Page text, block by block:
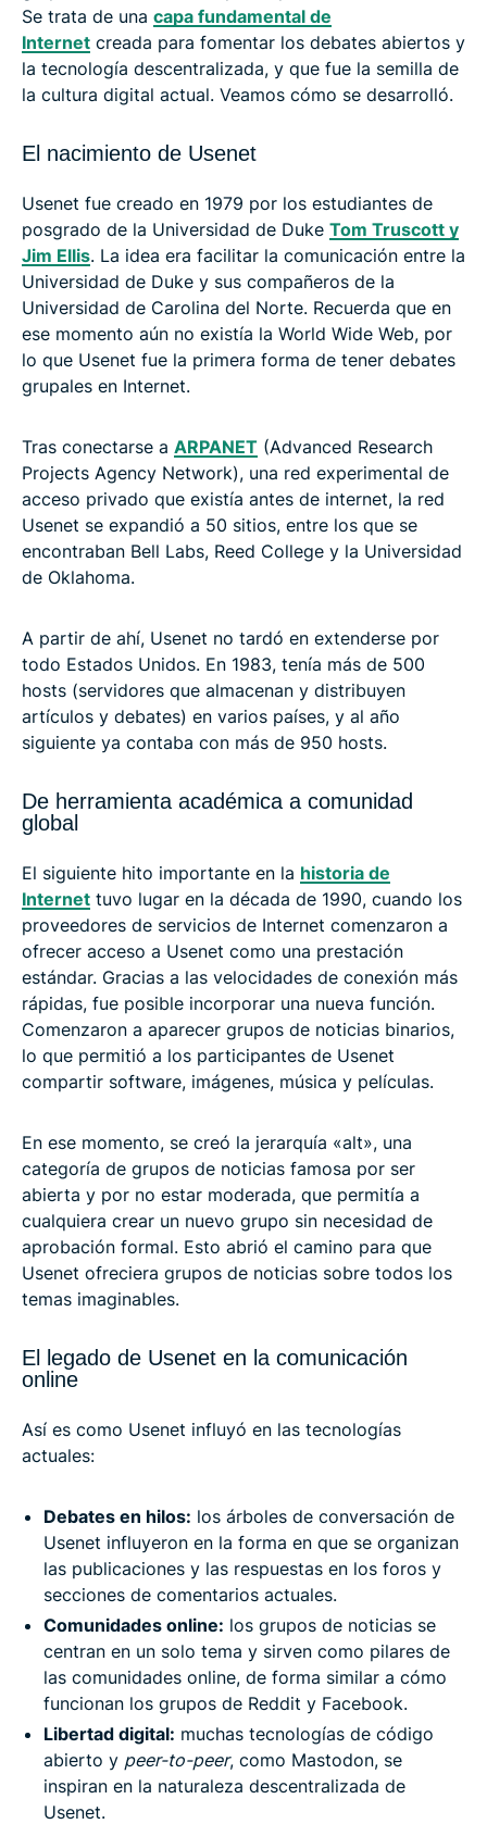
Se trata de una capa fundamental de
Internet creada para fomentar los debates abiertos y
la tecnología descentralizada, y que fue la semilla de
la cultura digital actual. Veamos cómo se desarrolló.
El nacimiento de Usenet
Usenet fue creado en 1979 por los estudiantes de
posgrado de la Universidad de Duke Tom Truscott y
Jim Ellis. La idea era facilitar la comunicación entre la
Universidad de Duke y sus compañeros de la
Universidad de Carolina del Norte. Recuerda que en
ese momento aún no existía la World Wide Web, por
lo que Usenet fue la primera forma de tener debates
grupales en Internet.
Tras conectarse a ARPANET (Advanced Research
Projects Agency Network), una red experimental de
acceso privado que existía antes de internet, la red
Usenet se expandió a 50 sitios, entre los que se
encontraban Bell Labs, Reed College y la Universidad
de Oklahoma.
A partir de ahí, Usenet no tardó en extenderse por
todo Estados Unidos. En 1983, tenía más de 500
hosts (servidores que almacenan y distribuyen
artículos y debates) en varios países, y al año
siguiente ya contaba con más de 950 hosts.
De herramienta académica a comunidad
global
El siguiente hito importante en la historia de
Internet tuvo lugar en la década de 1990, cuando los
proveedores de servicios de Internet comenzaron a
ofrecer acceso a Usenet como una prestación
estándar. Gracias a las velocidades de conexión más
rápidas, fue posible incorporar una nueva función.
Comenzaron a aparecer grupos de noticias binarios,
lo que permitió a los participantes de Usenet
compartir software, imágenes, música y películas.
En ese momento, se creó la jerarquía «alt», una
categoría de grupos de noticias famosa por ser
abierta y por no estar moderada, que permitía a
cualquiera crear un nuevo grupo sin necesidad de
aprobación formal. Esto abrió el camino para que
Usenet ofreciera grupos de noticias sobre todos los
temas imaginables.
El legado de Usenet en la comunicación
online
Así es como Usenet influyó en las tecnologías
actuales:
Debates en hilos: los árboles de conversación de
Usenet influyeron en la forma en que se organizan
las publicaciones y las respuestas en los foros y
secciones de comentarios actuales.
Comunidades online: los grupos de noticias se
centran en un solo tema y sirven como pilares de
las comunidades online, de forma similar a cómo
funcionan los grupos de Reddit y Facebook.
Libertad digital: muchas tecnologías de código
abierto y peer-to-peer, como Mastodon, se
inspiran en la naturaleza descentralizada de
Usenet.